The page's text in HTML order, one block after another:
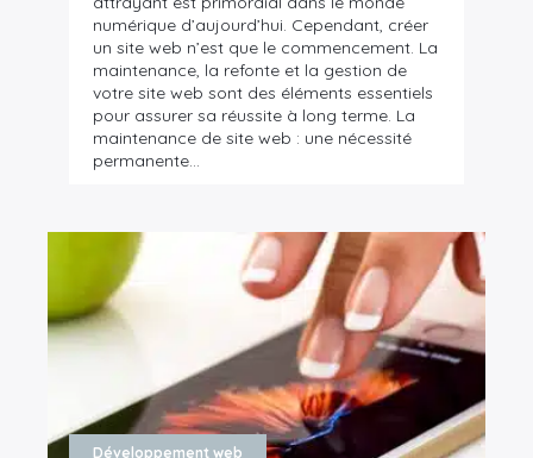
numérique d’aujourd’hui. Cependant, créer
un site web n’est que le commencement. La
maintenance, la refonte et la gestion de
votre site web sont des éléments essentiels
pour assurer sa réussite à long terme. La
maintenance de site web : une nécessité
permanente…
Développement web